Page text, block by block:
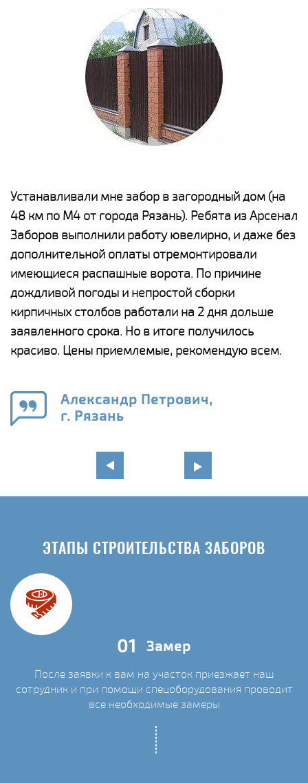
Устанавливали мне забор в загородный дом (на
48 км по М4 от города Рязань). Ребята из Арсенал
Заборов выполнили работу ювелирно, и даже без
дополнительной оплаты отремонтировали
имеющиеся распашные ворота. По причине
дождливой погоды и непростой сборки
кирпичных столбов работали на 2 дня дольше
заявленного срока. Но в итоге получилось
красиво. Цены приемлемые, рекомендую всем.
Александр Петрович,
г. Рязань
ЭТАПЫ СТРОИТЕЛЬСТВА ЗАБОРОВ
01 Замер
После заявки к вам на участок приезжает наш
сотрудник и при помощи спецоборудования проводит
все необходимые замеры